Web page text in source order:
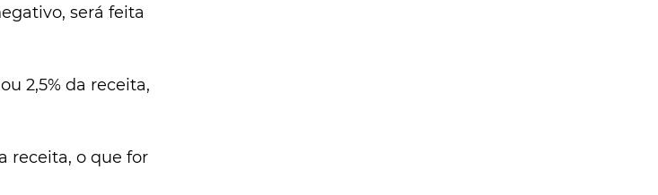
será feita
2,5% da receita,
receita, o que for